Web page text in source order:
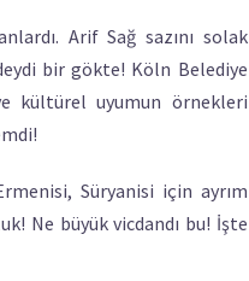
Arif Sağ sazını solak
bir gökte! Köln Belediye
kültürel uyumun örnekleri
Süryanisi için ayrım
Ne büyük vicdandı bu! İşte